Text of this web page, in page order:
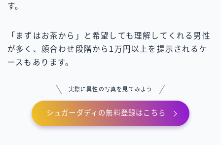
す。
「まずはお茶から」と希望しても理解してくれる男性
が多く、顔合わせ段階から1万円以上を提示されるケ
ースもあります。
実際に異性の写真を見てみよう
シュガーダディの無料登録はこちら